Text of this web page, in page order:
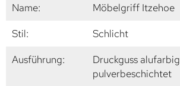
Name:
Möbelgriff Itzehoe
Stil:
Schlicht
Ausführung:
Druckguss alufarbig
pulverbeschichtet